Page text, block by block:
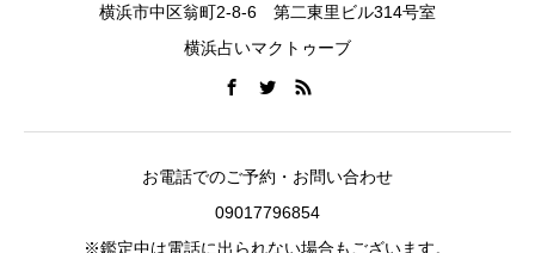
横浜市中区翁町2-8-6 第二東里ビル314号室
横浜占いマクトゥーブ
お電話でのご予約・お問い合わせ
09017796854
※鑑定中は電話に出られない場合もございます。